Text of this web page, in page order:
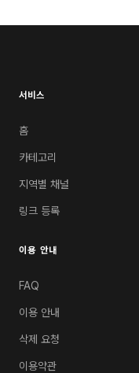
서비스
홈
카테고리
지역별 채널
링크 등록
이용 안내
FAQ
이용 안내
삭제 요청
이용약관